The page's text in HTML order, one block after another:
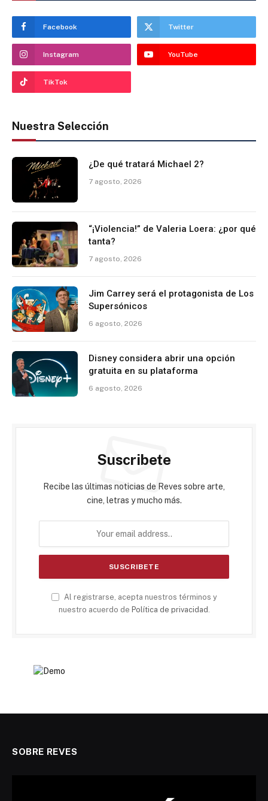
Facebook Twitter
Instagram YouTube
TikTok
Nuestra Selección
¿De qué tratará Michael 2?
7 agosto, 2026
“¡Violencia!” de Valeria Loera: ¿por qué
tanta?
7 agosto, 2026
Jim Carrey será el protagonista de Los
Supersónicos
6 agosto, 2026
Disney considera abrir una opción
gratuita en su plataforma
6 agosto, 2026
Suscribete
Recibe las últimas noticias de Reves sobre arte,
cine, letras y mucho más.
Al registrarse, acepta nuestros términos y
nuestro acuerdo de Política de privacidad
SOBRE REVES